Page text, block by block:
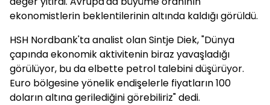
ekonomistlerin beklentilerinin altında kaldığı görüldü.
HSH Nordbank'ta analist olanSintje Diek,"Dünya
çapında ekonomik aktivitenin biraz yavaşladığı
görülüyor, bu da elbette petrol talebini düşürüyor.
Euro bölgesine yönelik endişelerle fiyatların 100
doların altına gerilediğini görebiliriz" dedi.